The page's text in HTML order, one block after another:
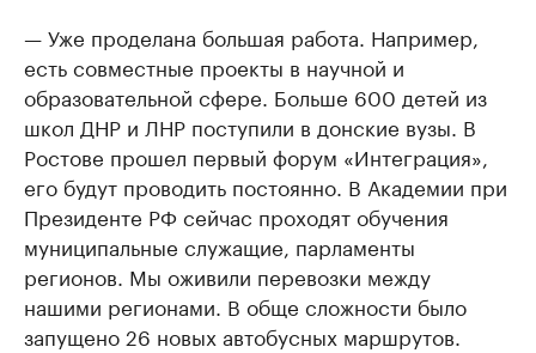
— Уже проделана большая работа. Например,
есть совместные проекты в научной и
образовательной сфере. Больше 600 детей из
школ ДНР и ЛНР поступили в донские вузы. В
Ростове прошел первый форум «Интеграция»,
его будут проводить постоянно. В Академии при
Президенте РФ сейчас проходят обучения
муниципальные служащие, парламенты
регионов. Мы оживили перевозки между
нашими регионами. В обще сложности было
запущено 26 новых автобусных маршрутов.